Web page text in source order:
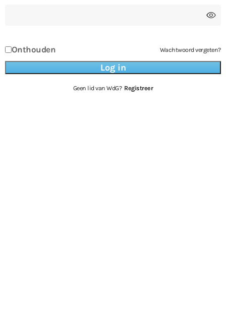
Onthouden Wachtwoord vergeten?
Geen lid van WdG? Registreer